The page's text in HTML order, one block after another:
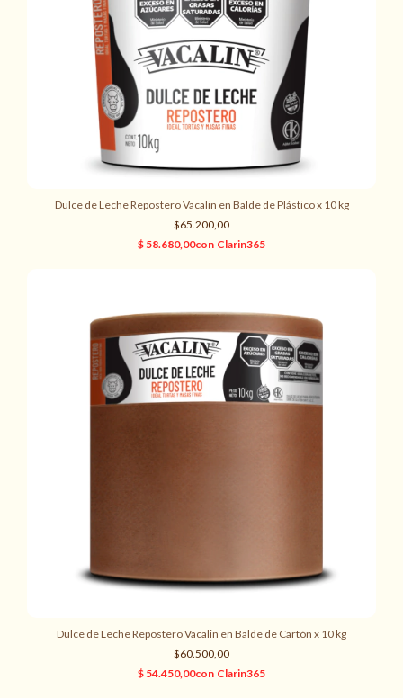
Dulce de Leche Repostero Vacalin en Balde de Plástico x 10 kg
$65.200,00
Dulce de Leche Repostero Vacalin en Balde de Cartón x 10 kg
$60.500,00